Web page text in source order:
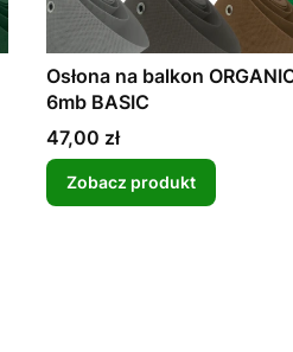
Osłona na balkon
6mb BASIC
Cena
47,00 zł
Zobacz produkt